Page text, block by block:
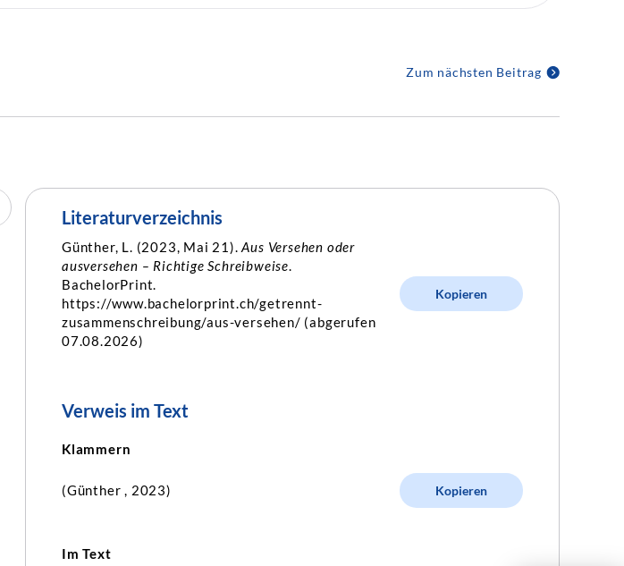
Zum nächsten Beitrag
Literaturverzeichnis
Günther, L. (2023, Mai 21).Aus Versehen oder
ausversehen – Richtige Schreibweise.
BachelorPrint.
https://www.bachelorprint.ch/getrennt-
zusammenschreibung/aus-versehen/ (abgerufen
07.08.2026)
Kopieren
Verweis im Text
Klammern
(Günther , 2023) Kopieren
Im Text